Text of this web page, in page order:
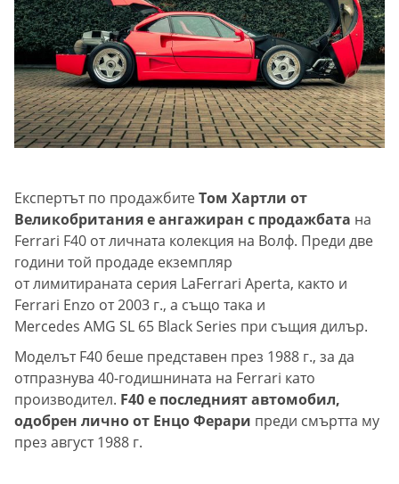
Експертът по продажбитеТом Хартли от
Великобритания е ангажиран с продажбата на
Ferrari F40 от личната колекция на Волф. Преди две
години той продаде екземпляр
от лимитираната серия LaFerrari Aperta, както и
Ferrari Enzo от 2003 г., а също така и
Mercedes AMG SL 65 Black Series при същия дилър.
Моделът F40 беше представен през 1988 г., за да
отпразнува 40-годишнината на Ferrari като
производител. F40 е последният автомобил,
одобрен лично от Енцо Ферари преди смъртта му
през август 1988 г.